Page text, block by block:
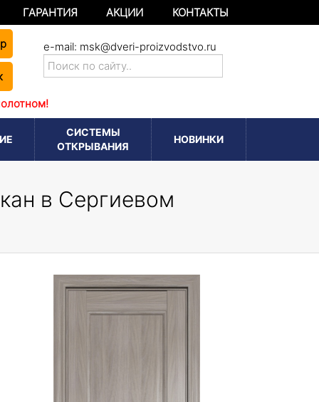
ГАРАНТИЯ АКЦИИ КОНТАКТЫ
e-mail: msk@dveri-proizvodstvo.ru
СИСТЕМЫ
ОТКРЫВАНИЯ
НОВИНКИ
в Сергиевом